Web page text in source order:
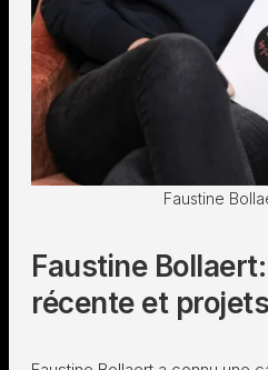
Faustine
Faustine
récente et